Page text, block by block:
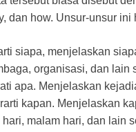
dan how. Unsur-unsur
siapa, menjelaskan
organisasi, dan lain
apa. Menjelaskan
kapan. Menjelaskan
hari, malam hari, dan lain